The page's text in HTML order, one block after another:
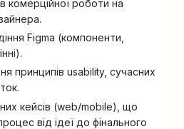
комерційної роботи на
Figma (компоненти,
принципів usability, сучасних
кейсів (web/mobile), що
від ідеї до фінального